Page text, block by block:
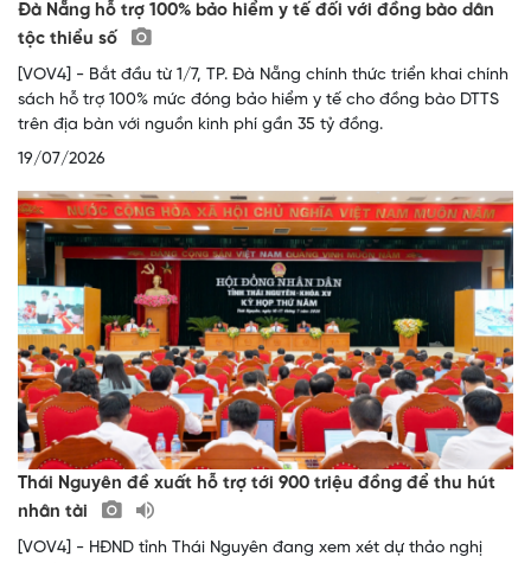
Đà Nẵng hỗ trợ 100% bảo hiểm y tế đối với đồng bào dân
tộc thiểu số
[VOV4] - Bắt đầu từ 1/7, TP. Đà Nẵng chính thức triển khai chính
sách hỗ trợ 100% mức đóng bảo hiểm y tế cho đồng bào DTTS
trên địa bàn với nguồn kinh phí gần 35 tỷ đồng.
19/07/2026
Thái Nguyên đề xuất hỗ trợ tới 900 triệu đồng để thu hút
nhân tài
[VOV4] - HĐND tỉnh Thái Nguyên đang xem xét dự thảo nghị